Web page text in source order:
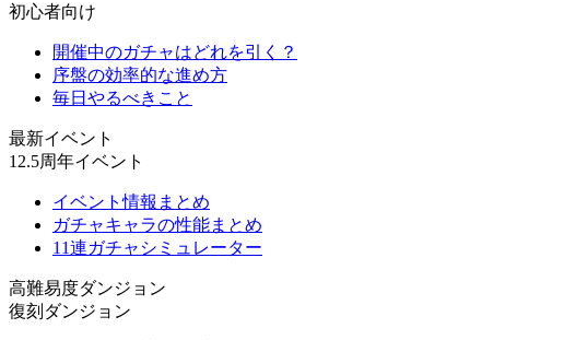
初心者向け
開催中のガチャはどれを引く？
序盤の効率的な進め方
毎日やるべきこと
最新イベント
12.5周年イベント
イベント情報まとめ
ガチャキャラの性能まとめ
11連ガチャシミュレーター
高難易度ダンジョン
復刻ダンジョン